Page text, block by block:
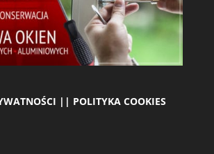
|| POLITYKA COOKIES